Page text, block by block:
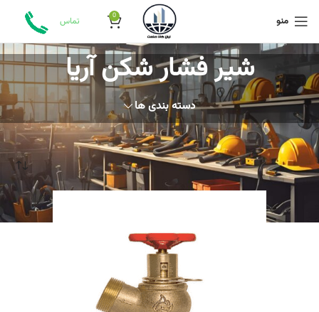
منو 0 تماس
شیر فشار شکن آریا
دسته بندی ها
خانه محصولات برچسب خورده “شیر فشار شکن آریا”